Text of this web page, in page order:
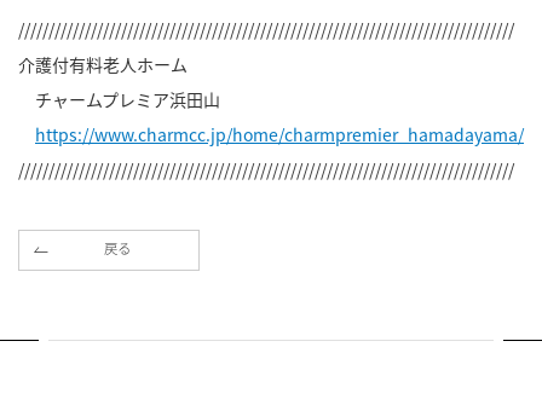
//////////////////////////////////////////////////////////////////////////////////
介護付有料老人ホーム
チャームプレミア浜田山
https://www.charmcc.jp/home/charmpremier_hamadayama/
//////////////////////////////////////////////////////////////////////////////////
戻る